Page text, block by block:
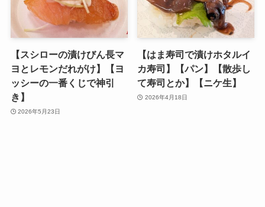
【スシローの漬けびん長マ
ヨとレモンだれがけ】【ヨ
ッシーの一番くじで神引
き】
2026年5月23日
【はま寿司で漬けホタルイ
カ寿司】【パン】【散歩し
て寿司とか】【ニケ生】
2026年4月18日